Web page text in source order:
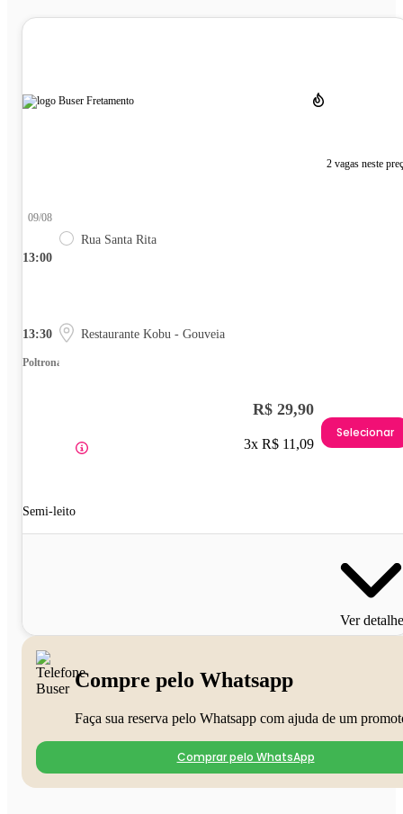
2 vagas neste
13:00
09/08
Rua Santa Rita
13:30 Restaurante Kobu - Gouveia
Poltrona
Semi-leito
R$ 29,90
3x R$ 11,09
Selecionar
Ver
Compre pelo Whatsapp
Faça sua reserva pelo Whatsapp com ajuda de um
Comprar pelo WhatsApp